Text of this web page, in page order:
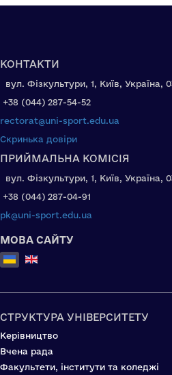
КОНТАКТИ
вул. Фізкультури, 1, Київ, Україна,
+38 (044) 287-54-52
rectorat@uni-sport.edu.ua
Скринька довіри
ПРИЙМАЛЬНА КОМІСІЯ
вул. Фізкультури, 1, Київ, Україна,
+38 (044) 287-04-91
pk@uni-sport.edu.ua
МОВА САЙТУ
Оберіть свою мову
СТРУКТУРА УНІВЕРСИТЕТУ
Керівництво
Вчена рада
Факультети, інститути та коледжі